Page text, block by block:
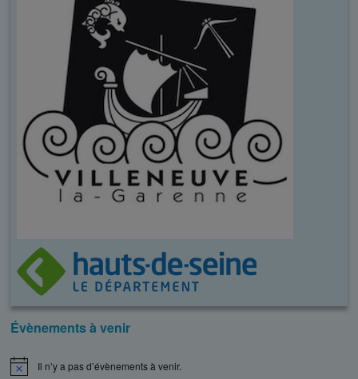
Évènements à venir
N
Il n’y a pas d’évènements à venir.